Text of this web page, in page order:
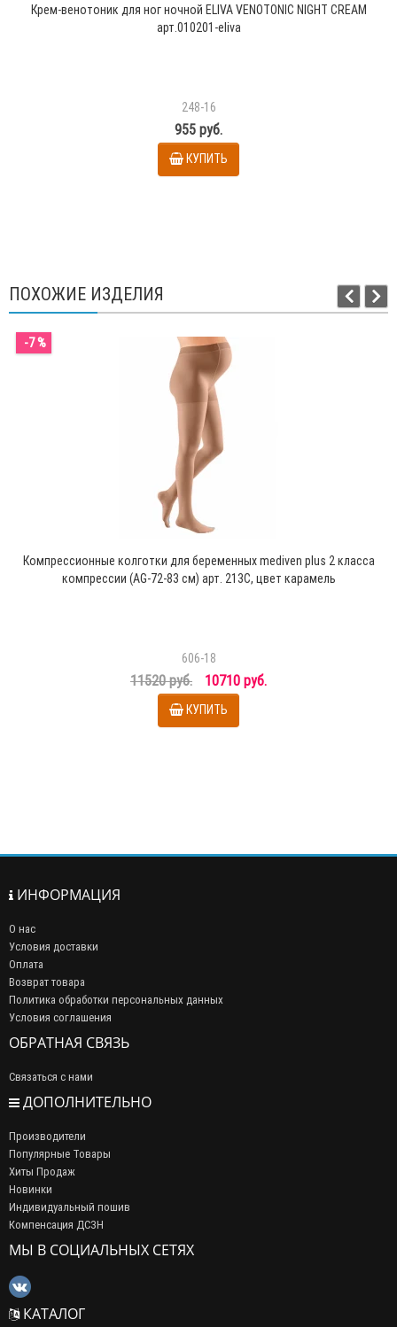
Крем-венотоник для ног ночной ELIVA VENOTONIC NIGHT CREAM
арт.010201-eliva
248-16
955 руб.
КУПИТЬ
ПОХОЖИЕ ИЗДЕЛИЯ
-7 %
Компрессионные колготки для беременных mediven plus 2 класса
компрессии (AG-72-83 см) арт. 213C, цвет карамель
606-18
11520 руб. 10710 руб.
КУПИТЬ
ИНФОРМАЦИЯ
О нас
Условия доставки
Оплата
Возврат товара
Политика обработки персональных данных
Условия соглашения
ОБРАТНАЯ СВЯЗЬ
Связаться с нами
ДОПОЛНИТЕЛЬНО
Производители
Популярные Товары
Хиты Продаж
Новинки
Индивидуальный пошив
Компенсация ДСЗН
МЫ В СОЦИАЛЬНЫХ СЕТЯХ
КАТАЛОГ